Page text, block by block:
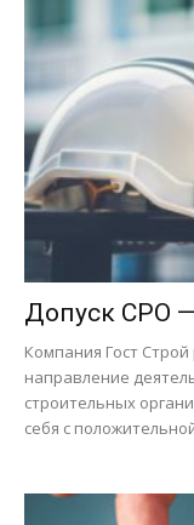
Допуск СРО
Компания Гост
направление
строительных
себя с